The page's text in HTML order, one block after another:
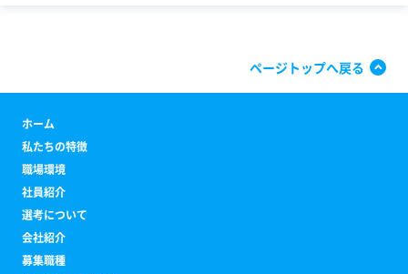
ページトップへ戻る
ホーム
私たちの特徴
職場環境
社員紹介
選考について
会社紹介
募集職種